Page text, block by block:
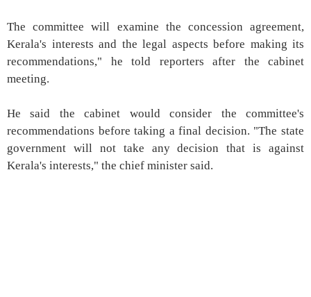
The committee will examine the concession agreement,
Kerala's interests and the legal aspects before making its
recommendations," he told reporters after the cabinet
meeting.
He said the cabinet would consider the committee's
recommendations before taking a final decision. "The state
government will not take any decision that is against
Kerala's interests," the chief minister said.